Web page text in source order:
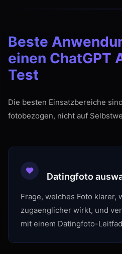
Beste
einen ChatGPT
Test
Die besten Einsatzbereiche
fotobezogen, nicht auf
Datingfoto
Frage, welches Foto klarer,
zugaenglicher wirkt, und
mit einem Datingfoto-